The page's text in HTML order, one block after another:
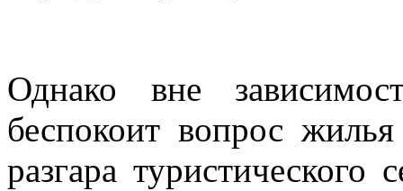
Однако вне
беспокоит вопрос
разгара туристического